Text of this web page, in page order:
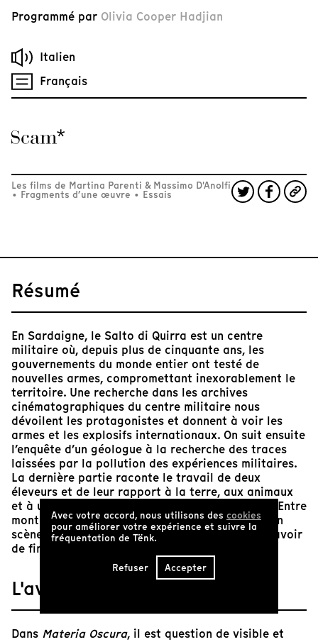
Programmé par Olivia Cooper Hadjian
Italien
Français
Les films de Martina Parenti & Massimo D'Anolfi
• Fragments d’une œuvre • Essais
Résumé
En Sardaigne, le Salto di Quirra est un centre
militaire où, depuis plus de cinquante ans, les
gouvernements du monde entier ont testé de
nouvelles armes, compromettant inexorablement le
territoire. Une recherche dans les archives
cinématographiques du centre militaire nous
dévoilent les protagonistes et donnent à voir les
armes et les explosifs internationaux. On suit ensuite
l’enquête d’un géologue à la recherche des traces
laissées par la pollution des expériences militaires.
La dernière partie raconte le travail de deux
éleveurs et de leur rapport à la terre, aux animaux
et à un passé marqué par l’activité belliqueuse. Entre
montagne et mer, passé et présent, le film met en
scène une guerre imaginaire qui semble ne pas avoir
de fin.
L'avis de Tënk
Dans Materia Oscura, il est question de visible et
Avec votre accord, nous utilisons des cookies
pour améliorer votre expérience et suivre la
fréquentation de Tënk.
Refuser Accepter